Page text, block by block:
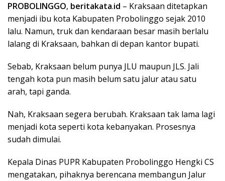
PROBOLINGGO, beritakata.id – Kraksaan ditetapkan
menjadi ibu kota Kabupaten Probolinggo sejak 2010
lalu. Namun, truk dan kendaraan besar masih berlalu
lalang di Kraksaan, bahkan di depan kantor bupati.
Sebab, Kraksaan belum punya JLU maupun JLS. Jali
tengah kota pun masih belum satu jalur atau satu
arah, tapi ganda.
Nah, Kraksaan segera berubah. Kraksaan tak lama lagi
menjadi kota seperti kota kebanyakan. Prosesnya
sudah dimulai.
Kepala Dinas PUPR Kabupaten Probolinggo Hengki CS
mengatakan, pihaknya berencana membangun Jalur